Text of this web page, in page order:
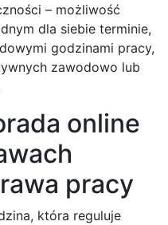
– możliwość
dla siebie terminie,
godzinami pracy,
zawodowo lub
online
pracy
która reguluje